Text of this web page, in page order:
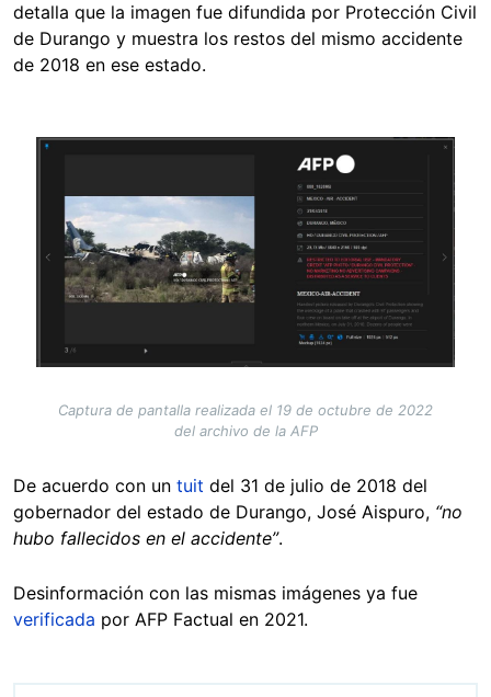
detalla que la imagen fue difundida por Protección Civil
de Durango y muestra los restos del mismo accidente
de 2018 en ese estado.
Image
Captura de pantalla realizada el 19 de octubre de 2022
del archivo de la AFP
De acuerdo con un tuit del 31 de julio de 2018 del
gobernador del estado de Durango, José Aispuro, “no
hubo fallecidos en el accidente”.
Desinformación con las mismas imágenes ya fue
verificada por AFP Factual en 2021.